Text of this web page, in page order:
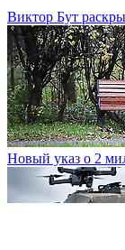
Виктор Бут
Новый указ о 2